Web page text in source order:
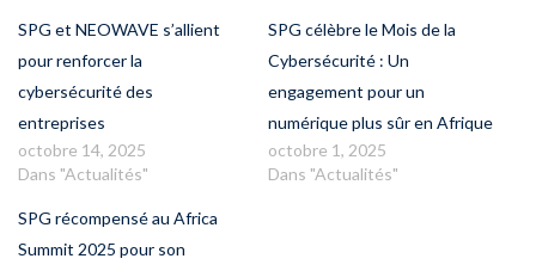
SPG et NEOWAVE s’allient
pour renforcer la
cybersécurité des
entreprises
octobre 14, 2025
Dans "Actualités"
SPG célèbre le Mois de la
Cybersécurité : Un
engagement pour un
numérique plus sûr en Afrique
octobre 1, 2025
Dans "Actualités"
SPG récompensé au Africa
Summit 2025 pour son